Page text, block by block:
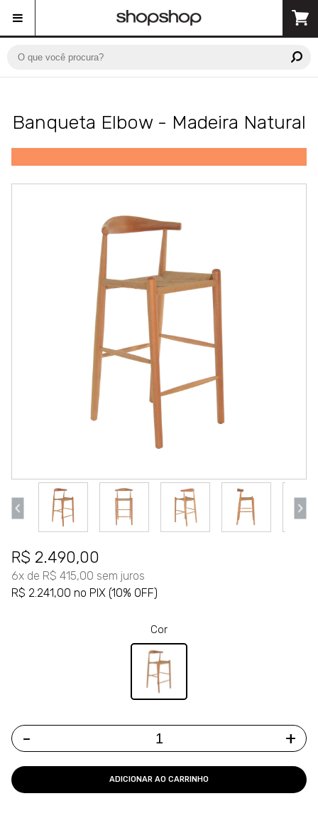
Banqueta Elbow - Madeira Natural
R$ 2.490,00
6x de R$ 415,00 sem juros
R$ 2.241,00 no PIX (10% OFF)
Cor
- +
ADICIONAR AO CARRINHO